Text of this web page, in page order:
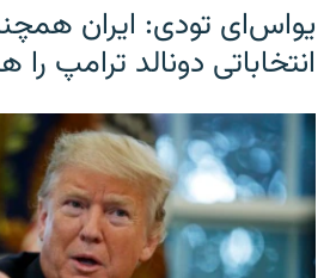
یو‌اس‌ای تودی: ایران
انتخاباتی دونالد ترامپ